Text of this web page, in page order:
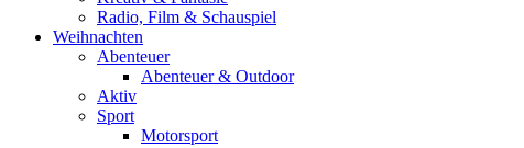
Radio, Film & Schauspiel
Weihnachten
Abenteuer
Abenteuer & Outdoor
Aktiv
Sport
Motorsport